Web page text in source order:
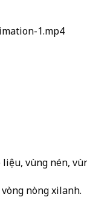
1.mp4
liệu, vùng nén,
nòng xilanh.